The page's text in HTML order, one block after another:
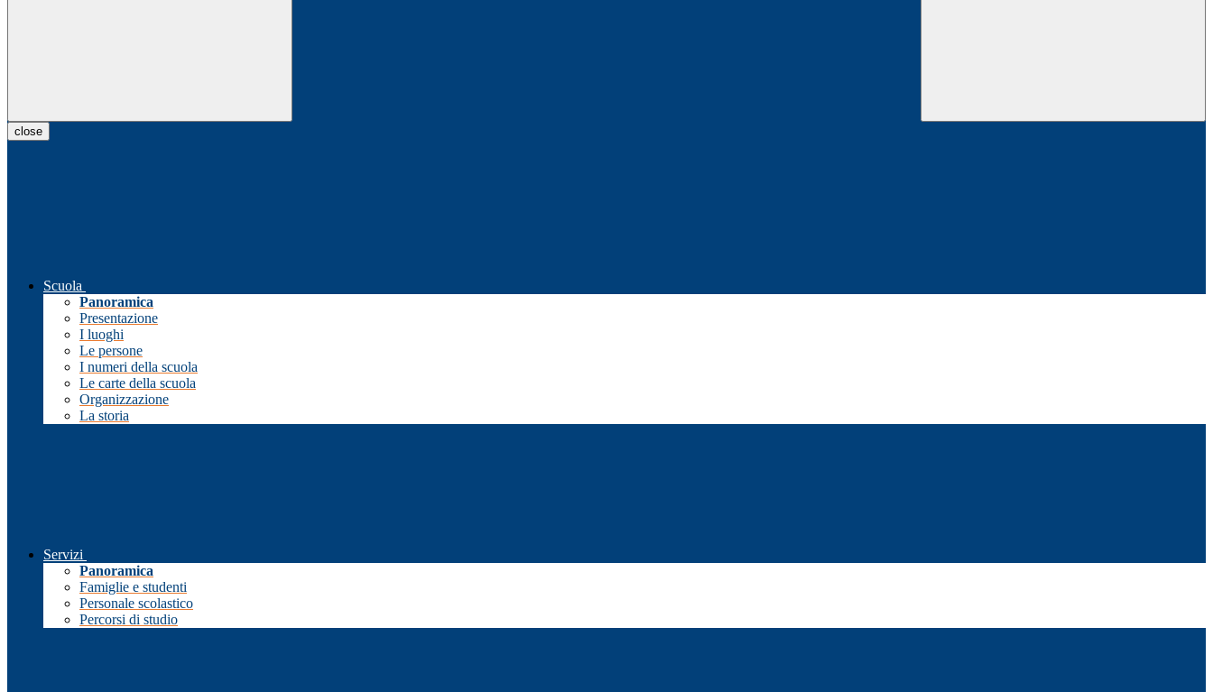
close
Scuola
Panoramica
Presentazione
I luoghi
Le persone
I numeri della scuola
Le carte della scuola
Organizzazione
La storia
Servizi
Panoramica
Famiglie e studenti
Personale scolastico
Percorsi di studio